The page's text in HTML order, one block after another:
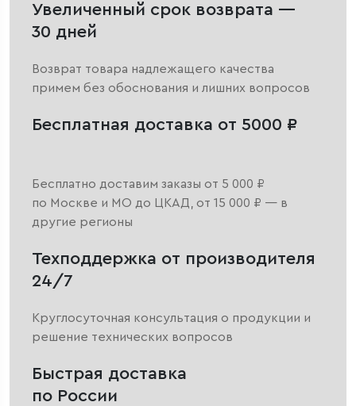
Увеличенный срок возврата —
30 дней
Возврат товара надлежащего качества
примем без обоснования и лишних вопросов
Бесплатная доставка от 5000 ₽
Бесплатно доставим заказы от 5 000 ₽
по Москве и МО до ЦКАД, от 15 000 ₽ — в
другие регионы
Техподдержка от производителя
24/7
Круглосуточная консультация о продукции и
решение технических вопросов
Быстрая доставка
по России